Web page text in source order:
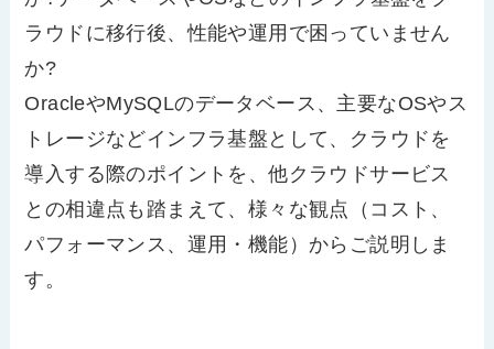
ラウドに移行後、性能や運用で困っていません
か?
OracleやMySQLのデータベース、主要なOSやス
トレージなどインフラ基盤として、クラウドを
導入する際のポイントを、他クラウドサービス
との相違点も踏まえて、様々な観点（コスト、
パフォーマンス、運用・機能）からご説明しま
す。